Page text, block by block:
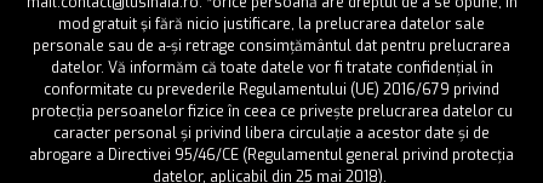
mod gratuit şi fără nicio justificare, la prelucrarea datelor sale
personale sau de a-și retrage consimțământul dat pentru prelucrarea
datelor. Vă informăm că toate datele vor fi tratate confidențial în
conformitate cu prevederile Regulamentului (UE) 2016/679 privind
protecția persoanelor fizice în ceea ce privește prelucrarea datelor cu
caracter personal și privind libera circulație a acestor date și de
abrogare a Directivei 95/46/CE (Regulamentul general privind protecția
datelor, aplicabil din 25 mai 2018).
Abonament* 1 zi – 3 calatorii 9 lei
Abonament* 5 calatorii 15 lei
Abonament* 10 calatorii 30 lei